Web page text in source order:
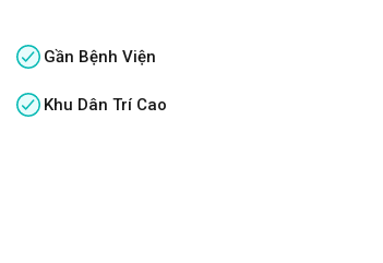
Gần Bệnh Viện
Khu Dân Trí Cao